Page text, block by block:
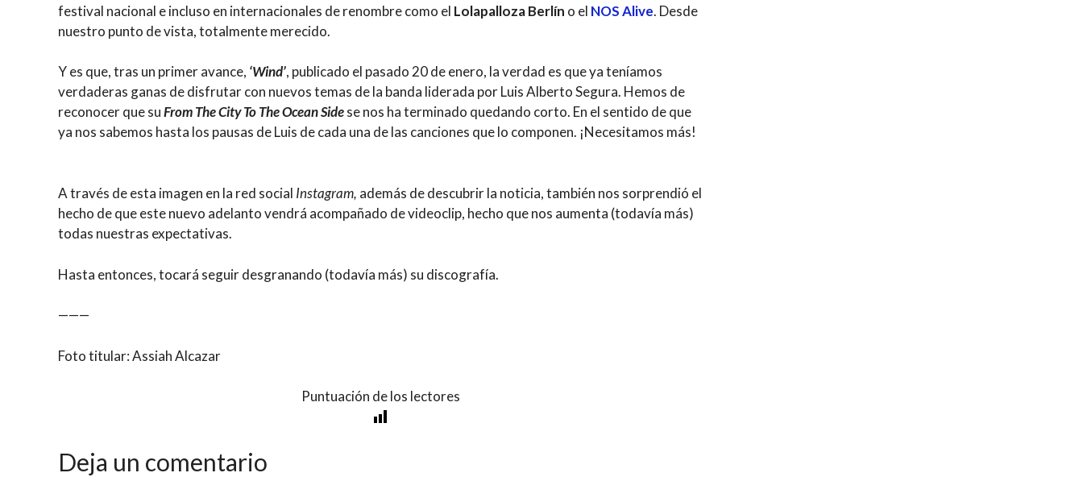
festival nacional e incluso en internacionales de renombre como el Lolapalloza Berlín o el NOS Alive. Desde
nuestro punto de vista, totalmente merecido.
Y es que, tras un primer avance, ‘Wind’, publicado el pasado 20 de enero, la verdad es que ya teníamos
verdaderas ganas de disfrutar con nuevos temas de la banda liderada por Luis Alberto Segura. Hemos de
reconocer que suFrom The City To The Ocean Sidese nos ha terminado quedando corto. En el sentido de que
ya nos sabemos hasta los pausas de Luis de cada una de las canciones que lo componen. ¡Necesitamos más!
A través de esta imagen en la red social Instagram, además de descubrir la noticia, también nos sorprendió el
hecho de que este nuevo adelanto vendrá acompañado de videoclip, hecho que nos aumenta (todavía más)
todas nuestras expectativas.
Hasta entonces, tocará seguir desgranando (todavía más) su discografía.
———
Foto titular: Assiah Alcazar
Puntuación de los lectores
Deja un comentario